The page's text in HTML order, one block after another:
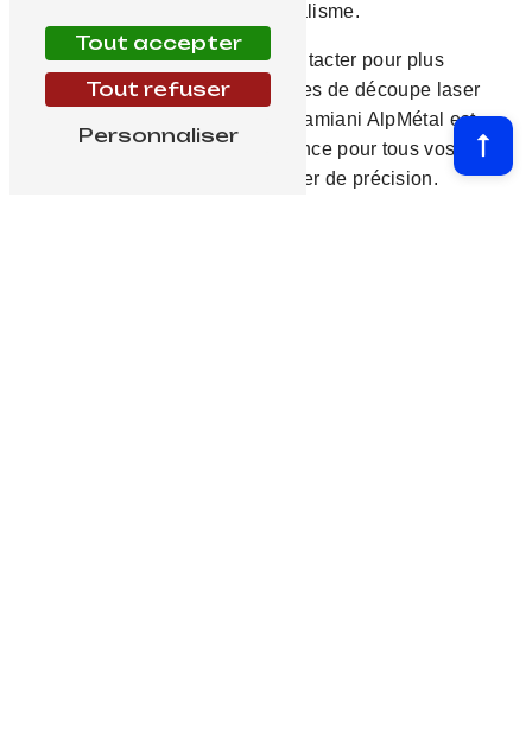
et professionnalisme.
N'hésitez pas à nous contacter pour plus
d'informations sur nos services de découpe laser
sur mesure à Annemasse. Damiani AlpMétal est
votre partenaire de confiance pour tous vos
besoins en découpe laser de précision.
Tout accepter
Tout refuser
Personnaliser